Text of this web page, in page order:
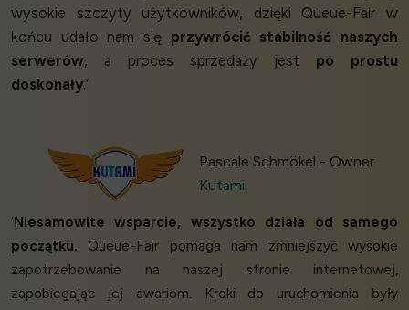
wysokie szczyty użytkowników, dzięki Queue-Fair w
końcu udało nam się przywrócić stabilność naszych
serwerów, a proces sprzedaży jest po prostu
doskonały.’
Pascale Schmökel - Owner
Kutami
‘Niesamowite wsparcie, wszystko działa od samego
początku. Queue-Fair pomaga nam zmniejszyć wysokie
zapotrzebowanie na naszej stronie internetowej,
zapobiegając jej awariom. Kroki do uruchomienia były